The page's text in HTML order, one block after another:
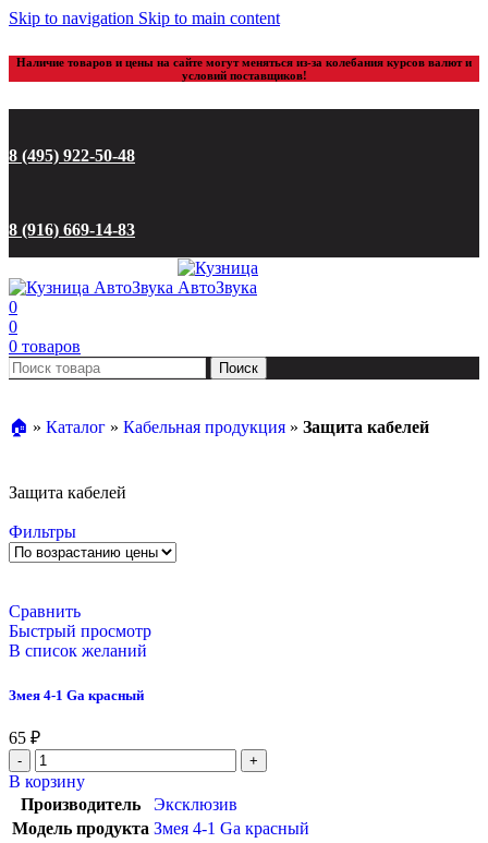
Skip to navigation Skip to main content
Наличие товаров и цены на сайте могут меняться из-за колебания курсов валют и
условий поставщиков!
8 (495) 922-50-48
8 (916) 669-14-83
0
0
0 товаров
Поиск
🏠︎ » Каталог » Кабельная продукция » Защита кабелей
Защита кабелей
Фильтры
Сравнить
Быстрый просмотр
В список желаний
Змея 4-1 Ga красный
65 ₽
В корзину
Производитель
Эксклюзив
Модель продукта Змея 4-1 Ga красный